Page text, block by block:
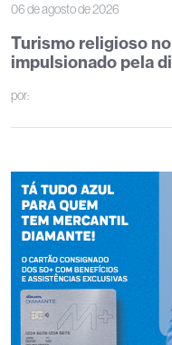
06 de agosto de 2026
Turismo religioso
impulsionado pela
por: